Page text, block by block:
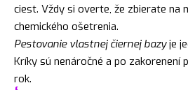
ciest. Vždy si overte, že zbierate na
chemického ošetrenia.
Pestovanie vlastnej čiernej bazyje
Kríky sú nenáročné a po zakorenení
rok.